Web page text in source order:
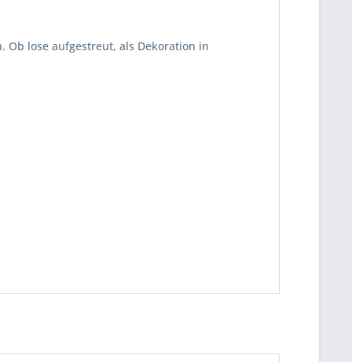
lose aufgestreut, als Dekoration in